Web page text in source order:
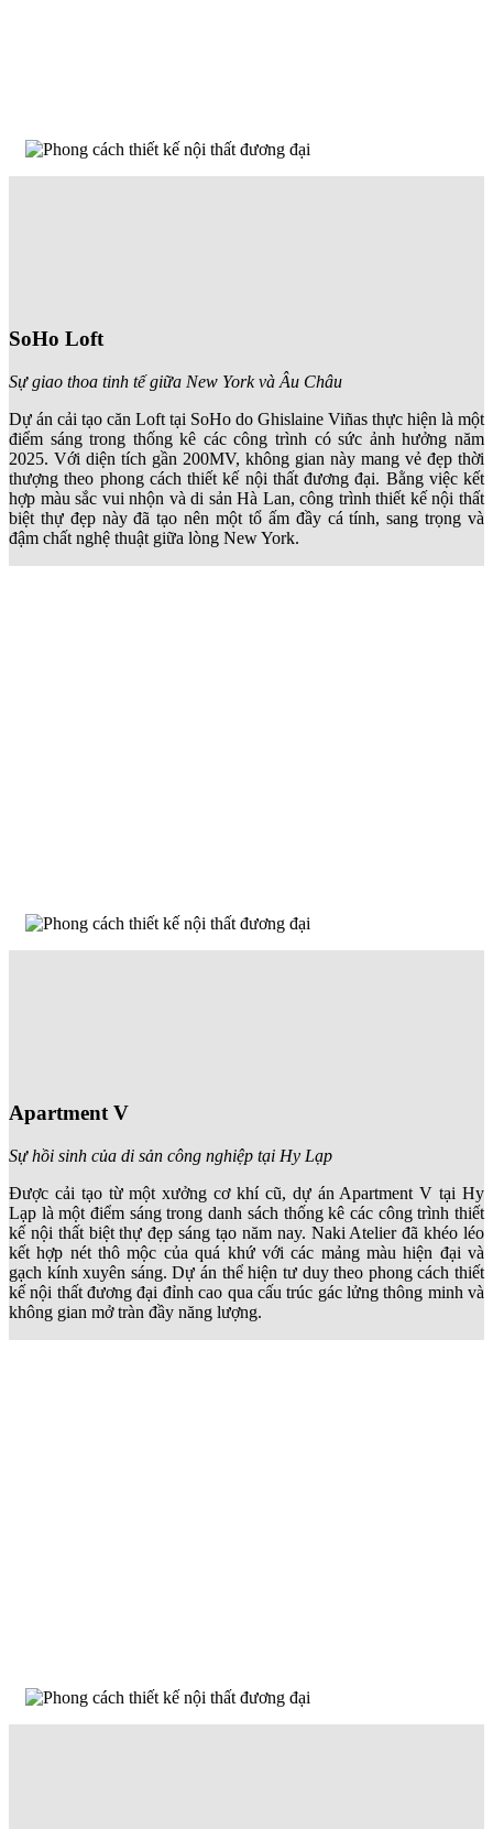
SoHo Loft
Sự giao thoa tinh tế giữa New York và Âu Châu
Dự án cải tạo căn Loft tại SoHo do Ghislaine Viñas thực hiện là một
điểm sáng trong thống kê các công trình có sức ảnh hưởng năm
2025. Với diện tích gần 200MV, không gian này mang vẻ đẹp thời
thượng theo phong cách thiết kế nội thất đương đại. Bằng việc kết
hợp màu sắc vui nhộn và di sản Hà Lan, công trình thiết kế nội thất
biệt thự đẹp này đã tạo nên một tổ ấm đầy cá tính, sang trọng và
đậm chất nghệ thuật giữa lòng New York.
Apartment V
Sự hồi sinh của di sản công nghiệp tại Hy Lạp
Được cải tạo từ một xưởng cơ khí cũ, dự án Apartment V tại Hy
Lạp là một điểm sáng trong danh sách thống kê các công trình thiết
kế nội thất biệt thự đẹp sáng tạo năm nay. Naki Atelier đã khéo léo
kết hợp nét thô mộc của quá khứ với các mảng màu hiện đại và
gạch kính xuyên sáng. Dự án thể hiện tư duy theo phong cách thiết
kế nội thất đương đại đỉnh cao qua cấu trúc gác lửng thông minh và
không gian mở tràn đầy năng lượng.